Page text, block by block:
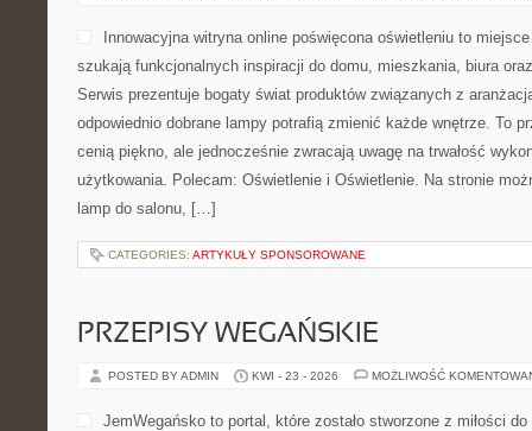
Innowacyjna witryna online poświęcona oświetleniu to
szukają funkcjonalnych inspiracji do domu, mieszkania, biura
Serwis prezentuje bogaty świat produktów związanych z
odpowiednio dobrane lampy potrafią zmienić każde wnętrze. To
cenią piękno, ale jednocześnie zwracają uwagę na trwałość
użytkowania. Polecam: Oświetlenie i Oświetlenie. Na stronie
lamp do salonu, […]
CATEGORIES: ARTYKUŁY SPONSOROWANE
PRZEPISY WEGAŃSKIE
POSTED BY ADMIN KWI - 23 - 2026 MOŻLIWOŚĆ
JemWegańsko to portal, które zostało stworzone z miłości